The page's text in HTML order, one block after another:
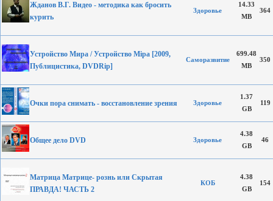
Жданов В.Г. Видео - методика как бросить
курить
Здоровье
14.33
MB
364
Устройство Мира / Устройство Мiра [2009,
Публицистика, DVDRip]
Саморазвитие
699.48
MB
350
Очки пора снимать - восстановление зрения Здоровье
1.37
GB
119
Общее дело DVD Здоровье
4.38
GB
46
Матрица Матрице- рознь или Скрытая
ПРАВДА! ЧАСТЬ 2
КОБ
4.38
GB
154